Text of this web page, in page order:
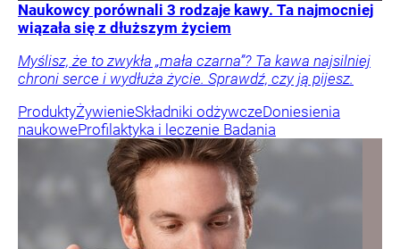
Naukowcy porównali 3 rodzaje kawy. Ta najmocniej
wiązała się z dłuższym życiem
Myślisz, że to zwykła „mała czarna”? Ta kawa najsilniej
chroni serce i wydłuża życie. Sprawdź, czy ją pijesz.
ProduktyŻywienieSkładniki odżywczeDoniesienia
naukoweProfilaktyka i leczenie Badania